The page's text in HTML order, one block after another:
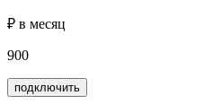
₽ в месяц
900
подключить